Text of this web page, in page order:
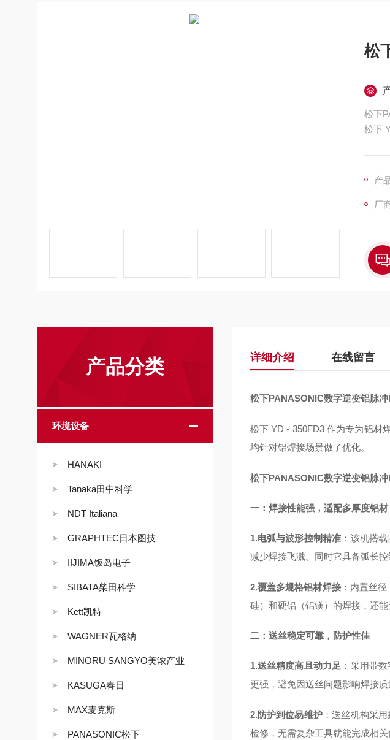
松
松下
松下
产
厂
产品分类
环境设备
HANAKI
Tanaka田中科学
NDT Italiana
GRAPHTEC日本图技
IIJIMA饭岛电子
SIBATA柴田科学
Kett凯特
WAGNER瓦格纳
MINORU SANGYO美浓产业
KASUGA春日
MAX麦克斯
PANASONIC松下
详细介绍 在线留言
松下PANASONIC数字逆变铝脉
松下 YD - 350FD3 作为专为铝材
均针对铝焊接场景做了优化。
松下PANASONIC数字逆变铝脉
一：焊接性能强，适配多厚度铝材
1.电弧与波形控制精准 ：该机搭
减少焊接飞溅。同时它具备弧长
2.覆盖多规格铝材焊接：内置丝径
硅）和硬铝（铝镁）的焊接，还
二：送丝稳定可靠，防护性佳
1.送丝精度高且动力足 ：采用带
更强，避免因送丝问题影响焊接
2.防护到位易维护 ：送丝机构采
检修，无需复杂工具就能完成相关